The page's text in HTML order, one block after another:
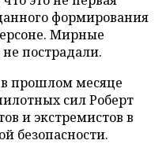
формирования
Мирные
пострадали.
в прошлом месяце
сил Роберт
и экстремистов в
безопасности.